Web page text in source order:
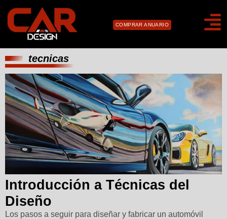
COMPRAR ANUARIO
tecnicas
Introducción a Técnicas del
Diseño
Los pasos a seguir para diseñar y fabricar un automóvil